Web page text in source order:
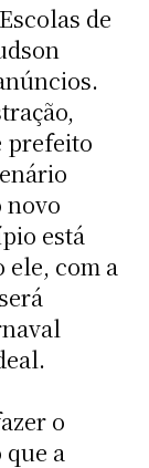
de
prefeito
novo
está
ele, com a
o
a